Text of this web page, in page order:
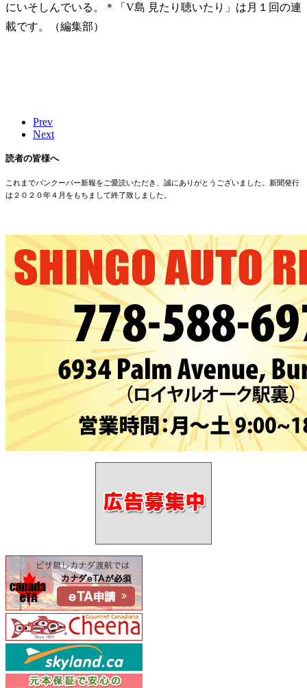
にいそしんでいる。＊「V島 見たり聴いたり」は月１回の連
載です。（編集部）
Prev
Next
読者の皆様へ
これまでバンクーバー新報をご愛読いただき、誠にありがとうございました。新聞発行
は２０２０年４月をもちまして終了致しました。